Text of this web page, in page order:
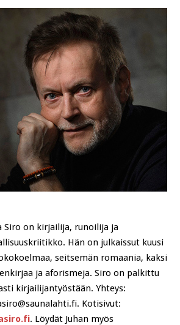
Siro on kirjailija, runoilija ja
Hän on julkaissut kuusi
seitsemän romaania, kaksi
ja aforismeja. Siro on palkittu
kirjailijantyöstään. Yhteys:
Kotisivut:
. Löydät Juhan myös